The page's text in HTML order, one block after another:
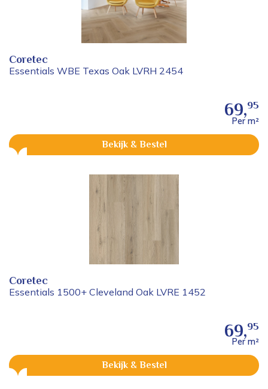
Coretec
Essentials WBE Texas Oak LVRH 2454
69,95
Per m²
Bekijk & Bestel
Coretec
Essentials 1500+ Cleveland Oak LVRE 1452
69,95
Per m²
Bekijk & Bestel